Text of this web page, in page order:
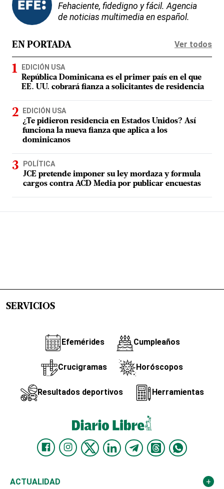
Fehaciente, fidedigno y fácil. Agencia
de noticias multimedia en español.
EN PORTADA Ver todos
EDICIÓN USA
República Dominicana es el primer país en el que
EE. UU. cobrará fianza a solicitantes de residencia
EDICIÓN USA
¿Te pidieron residencia en Estados Unidos? Así
funciona la nueva fianza que aplica a los
dominicanos
POLÍTICA
JCE pretende imponer su ley mordaza y formula
cargos contra ACD Media por publicar encuestas
SERVICIOS
Efemérides Cumpleaños
Crucigramas Horóscopos
Resultados deportivos Herramientas
ACTUALIDAD